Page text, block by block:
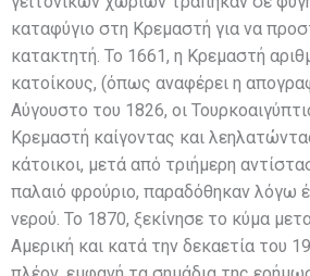
καταφύγιο στη Κρεμαστή για να
κατακτητή. Το 1661, η Κρεμαστή
κατοίκους, (όπως αναφέρει η
Αύγουστο του 1826, οι
Κρεμαστή καίγοντας και
κάτοικοι, μετά από τριήμερη
παλαιό φρούριο, παραδόθηκαν λόγω
νερού. Το 1870, ξεκίνησε το κύμα
Αμερική και κατά την δεκαετία του